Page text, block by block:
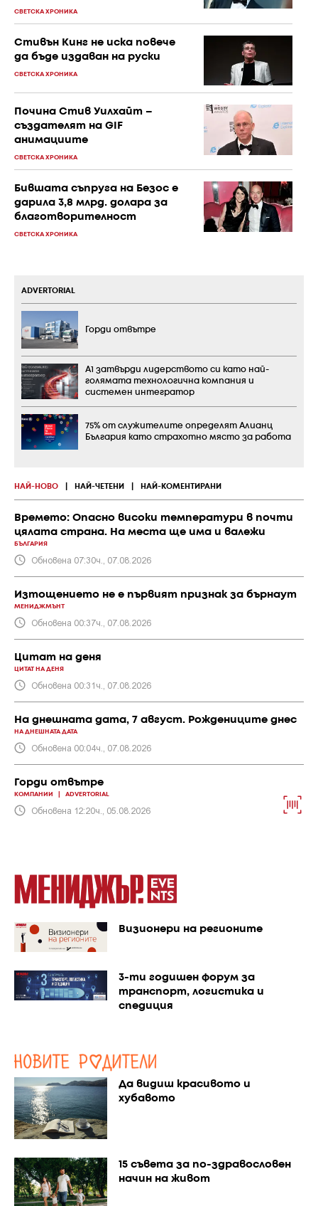
СВЕТСКА ХРОНИКА
Стивън Кинг не иска повече
да бъде издаван на руски
СВЕТСКА ХРОНИКА
Почина Стив Уилхайт –
създателят на GIF
анимациите
СВЕТСКА ХРОНИКА
Бившата съпруга на Безос е
дарила 3,8 млрд. долара за
благотворителност
СВЕТСКА ХРОНИКА
НАЙ-НОВО НАЙ-ЧЕТЕНИ НАЙ-КОМЕНТИРАНИ
Времето: Опасно високи температури в почти
цялата страна. На места ще има и валежи
БЪЛГАРИЯ
Обновена 07:30ч., 07.08.2026
Изтощението не е първият признак за бърнаут
МЕНИДЖМЪНТ
Обновена 00:37ч., 07.08.2026
Цитат на деня
ЦИТАТ НА ДЕНЯ
Обновена 00:31ч., 07.08.2026
На днешната дата, 7 август. Рождениците днес
НА ДНЕШНАТА ДАТА
Обновена 00:04ч., 07.08.2026
Горди отвътре
КОМПАНИИ ADVERTORIAL
Обновена 12:20ч., 05.08.2026
ADVERTORIAL
Горди отвътре
А1 затвърди лидерството си като най-
голямата технологична компания и
системен интегратор
75% от служителите определят Алианц
България като страхотно място за работа
Визионери на регионите
3-ти годишен форум за
транспорт, логистика и
спедиция
Да видиш красивото и
хубавото
15 съвета за по-здравословен
начин на живот